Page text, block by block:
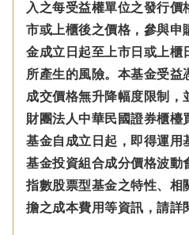
入之每受益權單位之發行價
市或上櫃後之價格，參與申
金成立日起至上市日或上櫃
所產生的風險。本基金受益
成交價格無升降幅度限制，
財團法人中華民國證券櫃檯
基金自成立日起，即得運用
基金投資組合成分價格波動
指數股票型基金之特性、相
擔之成本費用等資訊，請詳